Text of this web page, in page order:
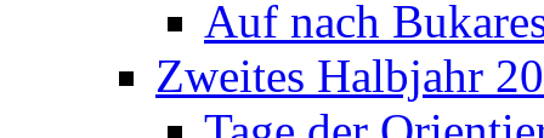
Auf nach
Zweites Halbjahr